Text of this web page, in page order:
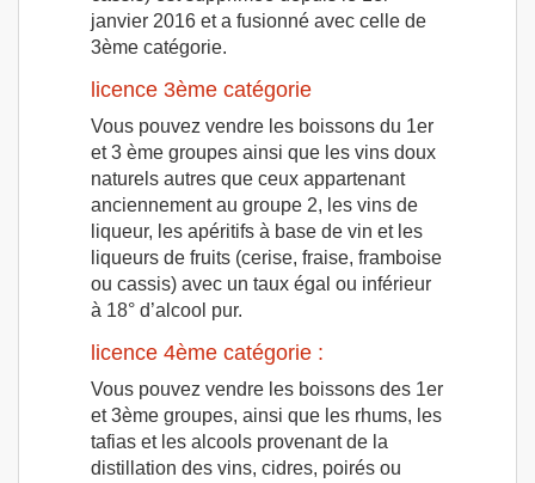
janvier 2016 et a fusionné avec celle de
3ème catégorie.
licence 3ème catégorie
Vous pouvez vendre les boissons du 1er
et 3 ème groupes ainsi que les vins doux
naturels autres que ceux appartenant
anciennement au groupe 2, les vins de
liqueur, les apéritifs à base de vin et les
liqueurs de fruits (cerise, fraise, framboise
ou cassis) avec un taux égal ou inférieur
à 18° d’alcool pur.
licence 4ème catégorie :
Vous pouvez vendre les boissons des 1er
et 3ème groupes, ainsi que les rhums, les
tafias et les alcools provenant de la
distillation des vins, cidres, poirés ou